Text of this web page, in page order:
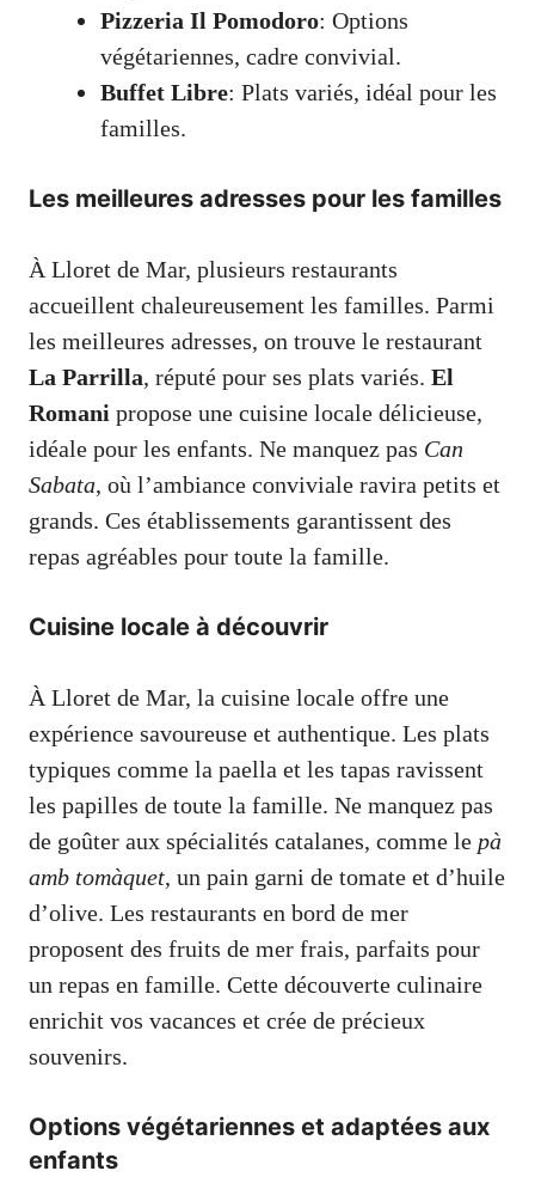
Pizzeria Il Pomodoro: Options
végétariennes, cadre convivial.
Buffet Libre: Plats variés, idéal pour les
familles.
Les meilleures adresses pour les familles
À Lloret de Mar, plusieurs restaurants
accueillent chaleureusement les familles. Parmi
les meilleures adresses, on trouve le restaurant
La Parrilla, réputé pour ses plats variés. El
Romani propose une cuisine locale délicieuse,
idéale pour les enfants. Ne manquez pas Can
Sabata, où l’ambiance conviviale ravira petits et
grands. Ces établissements garantissent des
repas agréables pour toute la famille.
Cuisine locale à découvrir
À Lloret de Mar, la cuisine locale offre une
expérience savoureuse et authentique. Les plats
typiques comme la paella et les tapas ravissent
les papilles de toute la famille. Ne manquez pas
de goûter aux spécialités catalanes, comme le pà
amb tomàquet, un pain garni de tomate et d’huile
d’olive. Les restaurants en bord de mer
proposent des fruits de mer frais, parfaits pour
un repas en famille. Cette découverte culinaire
enrichit vos vacances et crée de précieux
souvenirs.
Options végétariennes et adaptées aux
enfants